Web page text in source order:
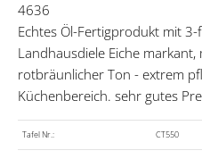
4636
Echtes Öl-Fertigprodukt mit
Landhausdiele Eiche markant,
rotbräunlicher Ton - extrem
Küchenbereich. sehr gutes
Tafel Nr.: CT550